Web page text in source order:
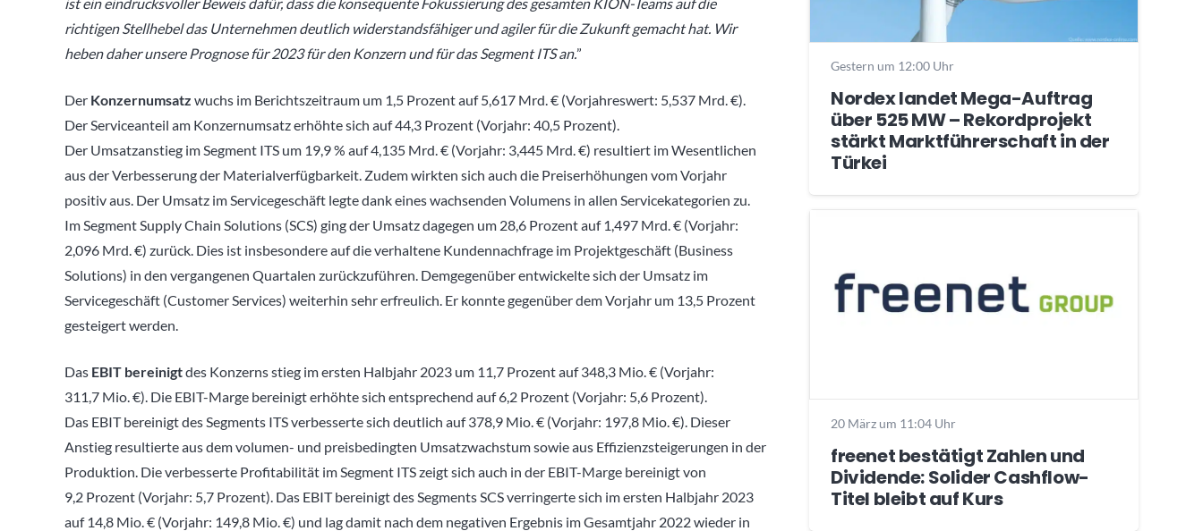
richtigen Stellhebel das Unternehmen deutlich widerstandsfähiger und agiler für die Zukunft gemacht hat. Wir
heben daher unsere Prognose für 2023 für den Konzern und für das Segment ITS an.”
Der Konzernumsatz wuchs im Berichtszeitraum um 1,5 Prozent auf 5,617 Mrd. € (Vorjahreswert: 5,537 Mrd. €).
Der Serviceanteil am Konzernumsatz erhöhte sich auf 44,3 Prozent (Vorjahr: 40,5 Prozent).
Der Umsatzanstieg im Segment ITS um 19,9 % auf 4,135 Mrd. € (Vorjahr: 3,445 Mrd. €) resultiert im Wesentlichen
aus der Verbesserung der Materialverfügbarkeit. Zudem wirkten sich auch die Preiserhöhungen vom Vorjahr
positiv aus. Der Umsatz im Servicegeschäft legte dank eines wachsenden Volumens in allen Servicekategorien zu.
Im Segment Supply Chain Solutions (SCS) ging der Umsatz dagegen um 28,6 Prozent auf 1,497 Mrd. € (Vorjahr:
2,096 Mrd. €) zurück. Dies ist insbesondere auf die verhaltene Kundennachfrage im Projektgeschäft (Business
Solutions) in den vergangenen Quartalen zurückzuführen. Demgegenüber entwickelte sich der Umsatz im
Servicegeschäft (Customer Services) weiterhin sehr erfreulich. Er konnte gegenüber dem Vorjahr um 13,5 Prozent
gesteigert werden.
Das EBIT bereinigtdes Konzerns stieg im ersten Halbjahr 2023 um 11,7 Prozent auf 348,3 Mio. € (Vorjahr:
311,7 Mio. €). Die EBIT-Marge bereinigt erhöhte sich entsprechend auf 6,2 Prozent (Vorjahr: 5,6 Prozent).
Das EBIT bereinigt des Segments ITS verbesserte sich deutlich auf 378,9 Mio. € (Vorjahr: 197,8 Mio. €). Dieser
Anstieg resultierte aus dem volumen- und preisbedingten Umsatzwachstum sowie aus Effizienzsteigerungen in der
Produktion. Die verbesserte Profitabilität im Segment ITS zeigt sich auch in der EBIT-Marge bereinigt von
9,2 Prozent (Vorjahr: 5,7 Prozent). Das EBIT bereinigt des Segments SCS verringerte sich im ersten Halbjahr 2023
auf 14,8 Mio. € (Vorjahr: 149,8 Mio. €) und lag damit nach dem negativen Ergebnis im Gesamtjahr 2022 wieder in
Gestern um 12:00 Uhr
Nordex landet Mega-Auftrag
über 525 MW – Rekordprojekt
stärkt Marktführerschaft in der
Türkei
20 März um 11:04 Uhr
freenet bestätigt Zahlen und
Dividende: Solider Cashflow-
Titel bleibt auf Kurs